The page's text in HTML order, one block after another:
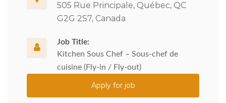
505 Rue Principale, Québec, QC
G2G 2S7, Canada
Job Title:
Kitchen Sous Chef – Sous-chef de
cuisine (Fly-in / Fly-out)
Apply for job